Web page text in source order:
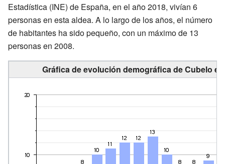
Estadística (INE) de España, en el año 2018, vivían 6
personas en esta aldea. A lo largo de los años, el número
de habitantes ha sido pequeño, con un máximo de 13
personas en 2008.
Gráfica de evolución demográfica de Cubelo